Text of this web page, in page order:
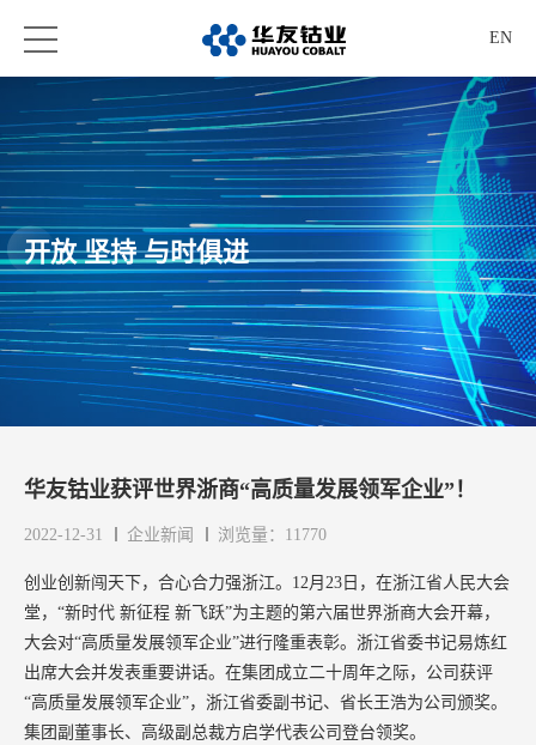
EN
开放 坚持 与时俱进
华友钴业获评世界浙商“高质量发展领军企业”！
2022-12-31 企业新闻 浏览量：11770
创业创新闯天下，合心合力强浙江。12月23日，在浙江省人民大会
堂，“新时代 新征程 新飞跃”为主题的第六届世界浙商大会开幕，
大会对“高质量发展领军企业”进行隆重表彰。浙江省委书记易炼红
出席大会并发表重要讲话。在集团成立二十周年之际，公司获评
“高质量发展领军企业”，浙江省委副书记、省长王浩为公司颁奖。
集团副董事长、高级副总裁方启学代表公司登台领奖。